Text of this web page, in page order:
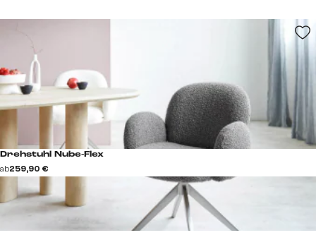
Drehstuhl Nube-Flex
ab259,90 €